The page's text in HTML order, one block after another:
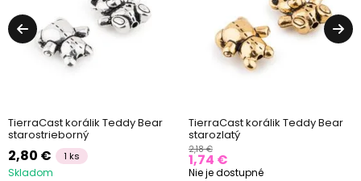
TierraCast korálik Teddy Bear
starostrieborný
2,80 € 1 ks
Skladom
TierraCast korálik Teddy Bear
starozlatý
2,18 €
1,74 €
Nie je dostupné